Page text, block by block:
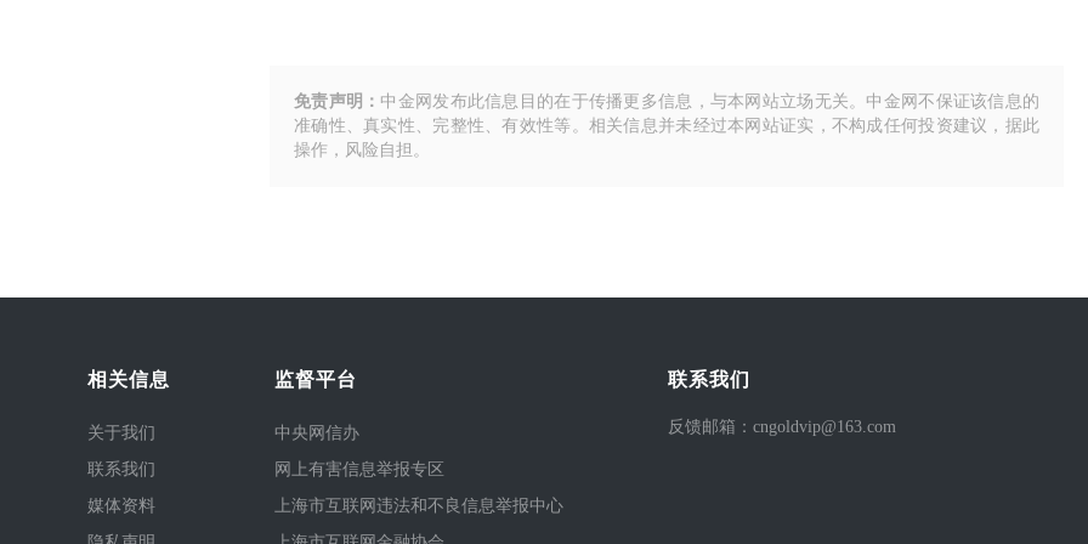
免责声明： 中金网发布此信息目的在于传播更多信息，与本网站立场无关。中金网不保证该信息的
准确性、真实性、完整性、有效性等。相关信息并未经过本网站证实，不构成任何投资建议，据此
操作，风险自担。
相关信息
关于我们
联系我们
媒体资料
监督平台
中央网信办
网上有害信息举报专区
上海市互联网违法和不良信息举报中心
联系我们
反馈邮箱：cngoldvip@163.com